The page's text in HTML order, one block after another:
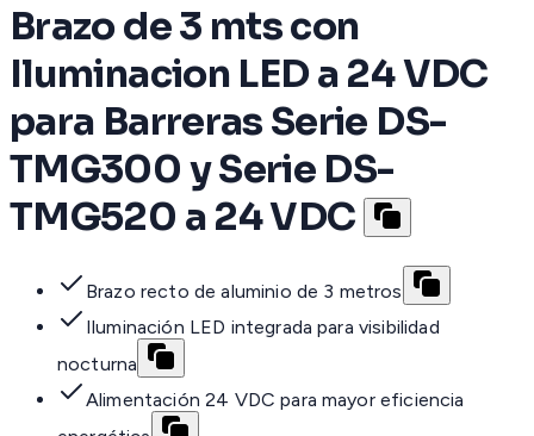
Brazo de 3 mts con
Iluminacion LED a 24 VDC
para Barreras Serie DS-
TMG300 y Serie DS-
TMG520 a 24 VDC
Brazo recto de aluminio de 3 metros
Iluminación LED integrada para visibilidad
nocturna
Alimentación 24 VDC para mayor eficiencia